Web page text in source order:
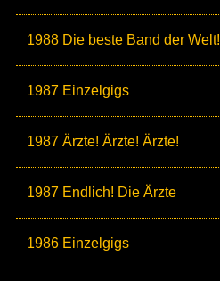
1988 Die beste Band der Welt!
1987 Einzelgigs
1987 Ärzte! Ärzte! Ärzte!
1987 Endlich! Die Ärzte
1986 Einzelgigs